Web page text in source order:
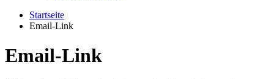
Startseite
Email-Link
Email-Link